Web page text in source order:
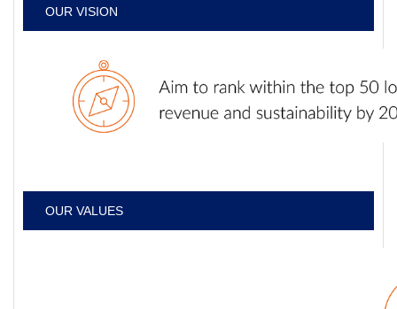
OUR VISION
OUR VALUES